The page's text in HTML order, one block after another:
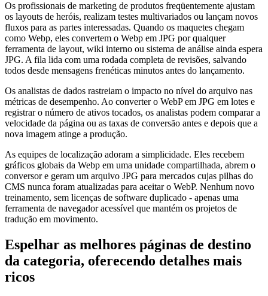
Os profissionais de marketing de produtos freqüentemente ajustam
os layouts de heróis, realizam testes multivariados ou lançam novos
fluxos para as partes interessadas. Quando os maquetes chegam
como Webp, eles convertem o Webp em JPG por qualquer
ferramenta de layout, wiki interno ou sistema de análise ainda espera
JPG. A fila lida com uma rodada completa de revisões, salvando
todos desde mensagens frenéticas minutos antes do lançamento.
Os analistas de dados rastreiam o impacto no nível do arquivo nas
métricas de desempenho. Ao converter o WebP em JPG em lotes e
registrar o número de ativos tocados, os analistas podem comparar a
velocidade da página ou as taxas de conversão antes e depois que a
nova imagem atinge a produção.
As equipes de localização adoram a simplicidade. Eles recebem
gráficos globais da Webp em uma unidade compartilhada, abrem o
conversor e geram um arquivo JPG para mercados cujas pilhas do
CMS nunca foram atualizadas para aceitar o WebP. Nenhum novo
treinamento, sem licenças de software duplicado - apenas uma
ferramenta de navegador acessível que mantém os projetos de
tradução em movimento.
Espelhar as melhores páginas de destino
da categoria, oferecendo detalhes mais
ricos